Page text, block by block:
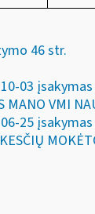
46 str.
03 įsakymas
MANO VMI
25 įsakymas